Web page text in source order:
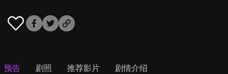
预告 剧照 推荐影片 剧情介绍